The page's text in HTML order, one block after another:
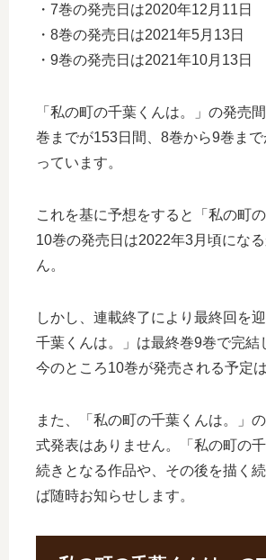
・7巻の発売日は2020年12月11日
・8巻の発売日は2021年5月13日
・9巻の発売日は2021年10月13日
「私の町の千葉くんは。」の発売
巻までが153日間、8巻から9巻ま
っています。
これを基に予想をすると「私の町の
10巻の発売日は2022年3月頃にな
ん。
しかし、連載終了により最終回を
千葉くんは。」は最終巻9巻で完結
今のところ10巻が発売される予定
また、「私の町の千葉くんは。」
式発表はありません。「私の町の
続きとなる作品や、その後を描く
ば随時お知らせします。